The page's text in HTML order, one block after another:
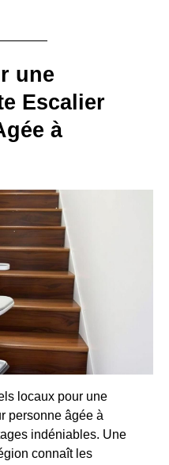
une
Escalier
à
locaux pour une
personne âgée à
indéniables. Une
connaît les